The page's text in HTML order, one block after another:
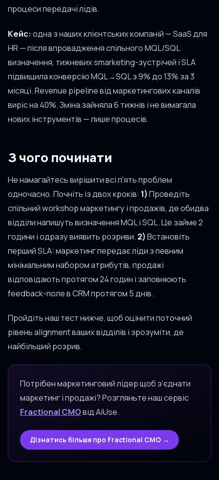
процеси передачі лідів.
Кейс: одна з наших клієнтських компаній — SaaS для
HR — після впровадження спільного MQL/SQL
визначення, тижневих smarketing-зустрічей і SLA
підвищила конверсію MQL→SQL з 9% до 13% за 3
місяці. Revenue pipeline від маркетингових каналів
виріс на 40%. Зміна зайняла 6 тижнів і не вимагала
нових інструментів — лише процесів.
З чого починати
Не намагайтесь вирішити всі п'ять проблем
одночасно. Почніть із двох кроків: 1) Проведіть
спільний workshop маркетингу і продажів, де обидва
відділи напишуть визначення MQL і SQL. Це займе 2
години і одразу виявить розриви. 2) Встановіть
перший SLA: маркетинг передає ліди з певним
мінімальним набором атрибутів, продажі
відповідають протягом 24 годин і заповнюють
feedback-поле в CRM протягом 5 днів.
Пройдіть наш тест нижче, щоб оцінити поточний
рівень alignment ваших відділів і зрозуміти, де
найбільший розрив.
Потрібен маркетинговий лідер щоб з'єднати
маркетинг і продажі? Розгляньте наш сервіс
Fractional CMOвід AiUse.
Дізнатись більше про Fractional CMO →